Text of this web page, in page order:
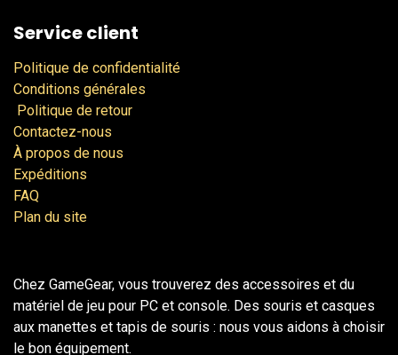
Service client
Politique de confidentialité
Conditions générales
Politique de retour
Contactez-nous
À propos de nous
Expéditions
FAQ
Plan du site
Chez GameGear, vous trouverez des accessoires et du
matériel de jeu pour PC et console. Des souris et casques
aux manettes et tapis de souris : nous vous aidons à choisir
le bon équipement.